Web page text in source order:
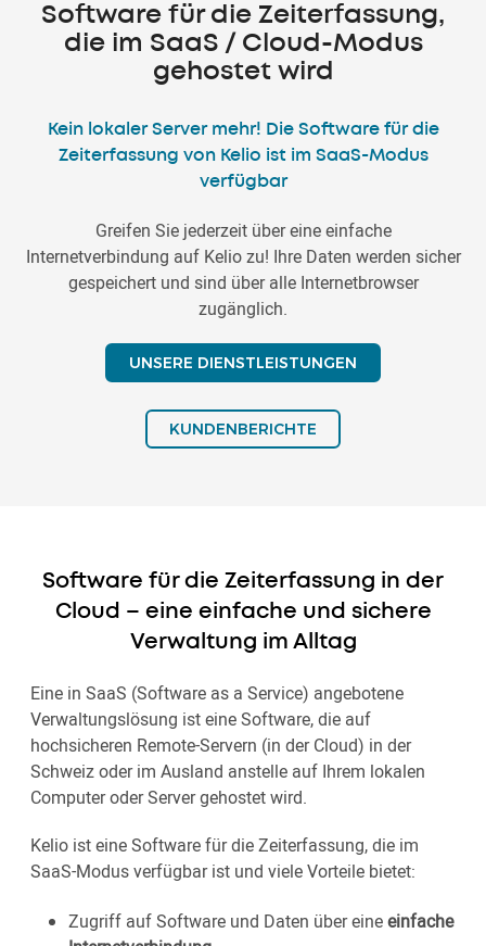
Software für die Zeiterfassung,
die im SaaS / Cloud-Modus
gehostet wird
Kein lokaler Server mehr! Die Software für die
Zeiterfassung von Kelio ist im SaaS-Modus
verfügbar
Greifen Sie jederzeit über eine einfache
Internetverbindung auf Kelio zu! Ihre Daten werden sicher
gespeichert und sind über alle Internetbrowser
zugänglich.
UNSERE DIENSTLEISTUNGEN
KUNDENBERICHTE
Software für die Zeiterfassung in der
Cloud – eine einfache und sichere
Verwaltung im Alltag
Eine in SaaS (Software as a Service) angebotene
Verwaltungslösung ist eine Software, die auf
hochsicheren Remote-Servern (in der Cloud) in der
Schweiz oder im Ausland anstelle auf Ihrem lokalen
Computer oder Server gehostet wird.
Kelio ist eine Software für die Zeiterfassung, die im
SaaS-Modus verfügbar ist und viele Vorteile bietet:
Zugriff auf Software und Daten über eineeinfache